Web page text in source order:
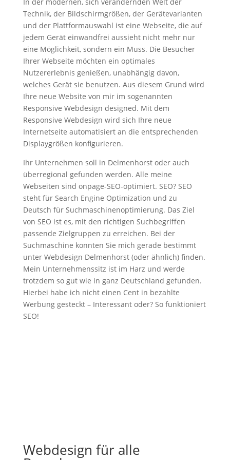
Technik, der Bildschirmgrößen, der Gerätevarianten
und der Plattformauswahl ist eine Webseite, die auf
jedem Gerät einwandfrei aussieht nicht mehr nur
eine Möglichkeit, sondern ein Muss. Die Besucher
Ihrer Webseite möchten ein optimales
Nutzererlebnis genießen, unabhängig davon,
welches Gerät sie benutzen. Aus diesem Grund wird
Ihre neue Website von mir im sogenannten
Responsive Webdesign designed. Mit dem
Responsive Webdesign wird sich Ihre neue
Internetseite automatisiert an die entsprechenden
Displaygrößen konfigurieren.
Ihr Unternehmen soll in Delmenhorst oder auch
überregional gefunden werden. Alle meine
Webseiten sind onpage-SEO-optimiert. SEO? SEO
steht für Search Engine Optimization und zu
Deutsch für Suchmaschinenoptimierung. Das Ziel
von SEO ist es, mit den richtigen Suchbegriffen
passende Zielgruppen zu erreichen. Bei der
Suchmaschine konnten Sie mich gerade bestimmt
unter Webdesign Delmenhorst (oder ähnlich) finden.
Mein Unternehmenssitz ist im Harz und werde
trotzdem so gut wie in ganz Deutschland gefunden.
Hierbei habe ich nicht einen Cent in bezahlte
Werbung gesteckt – Interessant oder? So funktioniert
SEO!
Webdesign für alle